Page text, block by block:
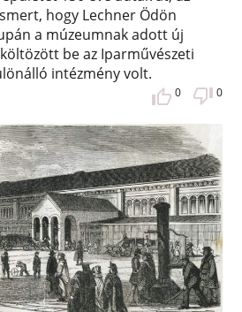
hogy Lechner Ödön
a múzeumnak adott új
be az Iparművészeti
intézmény volt.
0 0